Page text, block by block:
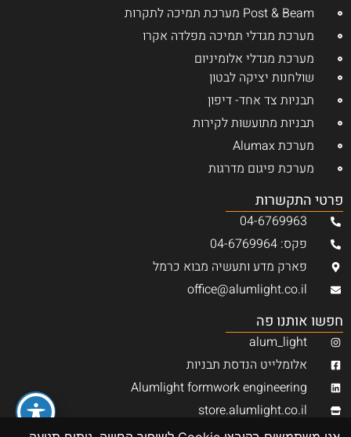
Post & Beam מערכת תמיכה לתקרות
מערכת מגדלי תמיכה מפלדה אקרו
מערכת מגדלי אלומיניום
שולחנות יציקה לבטון
תבניות צד אחד- דיפון
תבניות מתועשות לקירות
מערכת Alumax
מערכת פיגום מדרגות
פרטי התקשרות
04-6769963
פקס: 04-6769964
פארק מדע ותעשיה מבוא כרמל
office@alumlight.co.il
חפשו אותנו פה
alum_light
אלומלייט הנדסת תבניות
Alumlight formwork engineering
store.alumlight.co.il
alumlight